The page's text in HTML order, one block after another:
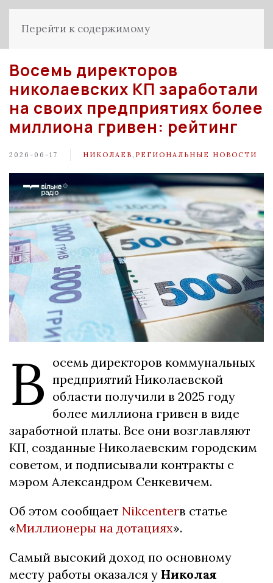
Перейти к содержимому
Восемь директоров
николаевских КП заработали
на своих предприятиях более
миллиона гривен: рейтинг
2026-06-17 НИКОЛАЕВ РЕГИОНАЛЬНЫЕ НОВОСТИ
В осемь директоров коммунальных
предприятий Николаевской
области получили в 2025 году
более миллиона гривен в виде
заработной платы. Все они возглавляют
КП, созданные Николаевским городским
советом, и подписывали контракты с
мэром Александром Сенкевичем.
Об этом сообщает Nikcenterв статье
«Миллионеры на дотациях».
Самый высокий доход по основному
месту работы оказался у Николая